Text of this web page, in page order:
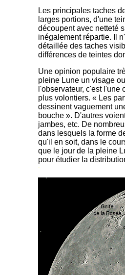
Les principales taches
larges portions, d'une
découpent avec netteté
inégalement répartie. Il
détaillée des taches
différences de teintes
Une opinion populaire
pleine Lune un visage
l'observateur, c'est
plus volontiers. « Les
dessinent vaguement
bouche ». D'autres
jambes, etc. De
dans lesquels la forme
qu'il en soit, dans le
que le jour de la pleine
pour étudier la
-